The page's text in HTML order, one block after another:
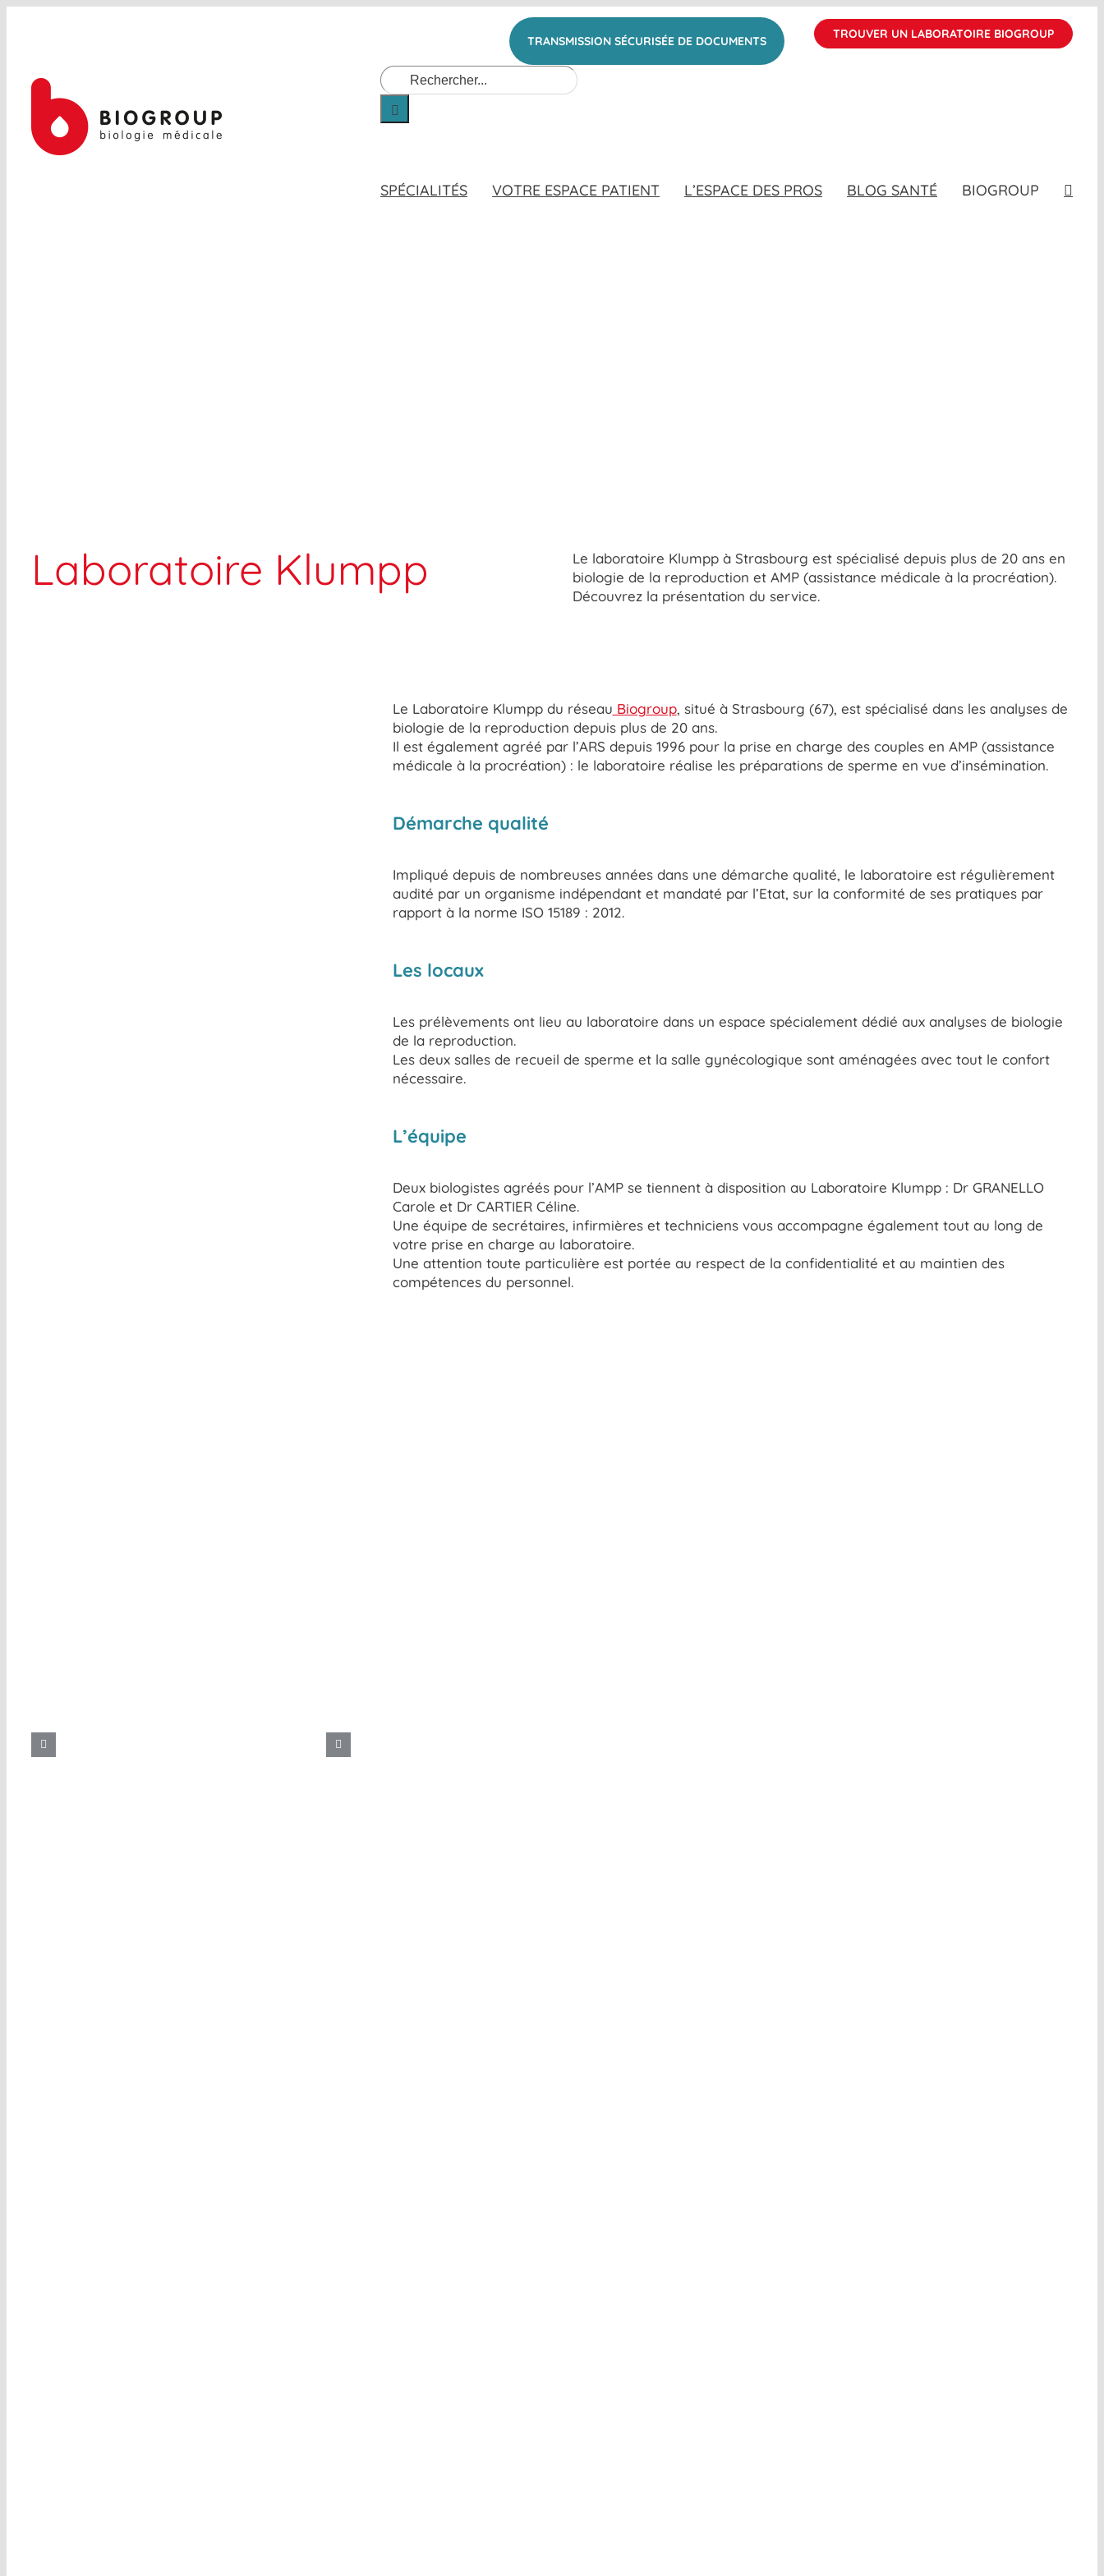
TRANSMISSION SÉCURISÉE DE DOCUMENTS TROUVER UN LABORATOIRE BIOGROUP
Rechercher:
SPÉCIALITÉS VOTRE ESPACE PATIENT L’ESPACE DES PROS BLOG SANTÉ BIOGROUP
Laboratoire Klumpp
Le laboratoire Klumpp à Strasbourg est spécialisé depuis plus de 20 ans en
biologie de la reproduction et AMP (assistance médicale à la procréation).
Découvrez la présentation du service.
Le Laboratoire Klumpp du réseau Biogroup, situé à Strasbourg (67), est spécialisé dans les analyses de
biologie de la reproduction depuis plus de 20 ans.
Il est également agréé par l’ARS depuis 1996 pour la prise en charge des couples en AMP (assistance
médicale à la procréation) : le laboratoire réalise les préparations de sperme en vue d’insémination.
Démarche qualité
Impliqué depuis de nombreuses années dans une démarche qualité, le laboratoire est régulièrement
audité par un organisme indépendant et mandaté par l’Etat, sur la conformité de ses pratiques par
rapport à la norme ISO 15189 : 2012.
Les locaux
Les prélèvements ont lieu au laboratoire dans un espace spécialement dédié aux analyses de biologie
de la reproduction.
Les deux salles de recueil de sperme et la salle gynécologique sont aménagées avec tout le confort
nécessaire.
L’équipe
Deux biologistes agréés pour l’AMP se tiennent à disposition au Laboratoire Klumpp : Dr GRANELLO
Carole et Dr CARTIER Céline.
Une équipe de secrétaires, infirmières et techniciens vous accompagne également tout au long de
votre prise en charge au laboratoire.
Une attention toute particulière est portée au respect de la confidentialité et au maintien des
compétences du personnel.